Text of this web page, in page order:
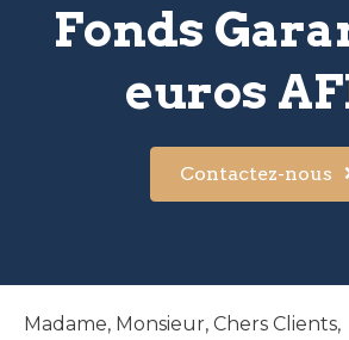
Fonds
euros
Contactez-nous
Madame, Monsieur, Chers Clients,